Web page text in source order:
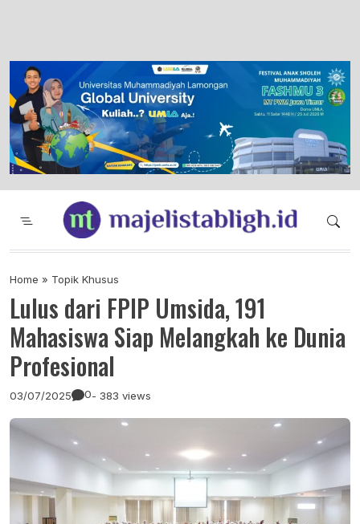
Majelis Tabligh Muhammadiyah
Syiar Dakwah Islam Berkemajuan dan
Home » Topik Khusus
Lulus dari FPIP Umsida, 191
Mahasiswa Siap Melangkah ke Dunia
Profesional
03/07/2025 0- 383 views